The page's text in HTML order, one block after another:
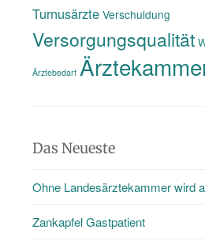
Turnusärzte Verschuldung
Versorgungsqualität
Ärztebedarf
Das Neueste
Ohne Landesärztekammer wird
Zankapfel Gastpatient